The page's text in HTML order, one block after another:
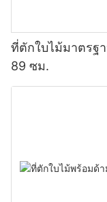
ที่ตักใบไม้มาตรฐ
89 ซม.